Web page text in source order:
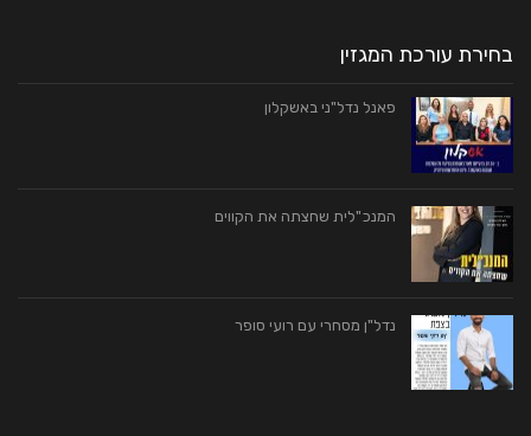
בחירת עורכת המגזין
פאנל נדל"ני באשקלון
המנכ"לית שחצתה את הקווים
נדל"ן מסחרי עם רועי סופר